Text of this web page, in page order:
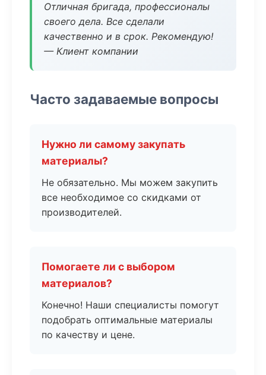
Отличная бригада, профессионалы
своего дела. Все сделали
качественно и в срок. Рекомендую!
— Клиент компании
Часто задаваемые вопросы
Нужно ли самому закупать
материалы?
Не обязательно. Мы можем закупить
все необходимое со скидками от
производителей.
Помогаете ли с выбором
материалов?
Конечно! Наши специалисты помогут
подобрать оптимальные материалы
по качеству и цене.